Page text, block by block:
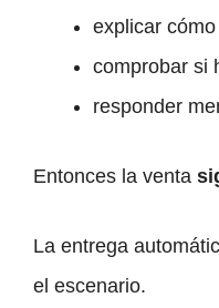
explicar
comprobar si
responder
Entonces la venta
La entrega
el escenario.